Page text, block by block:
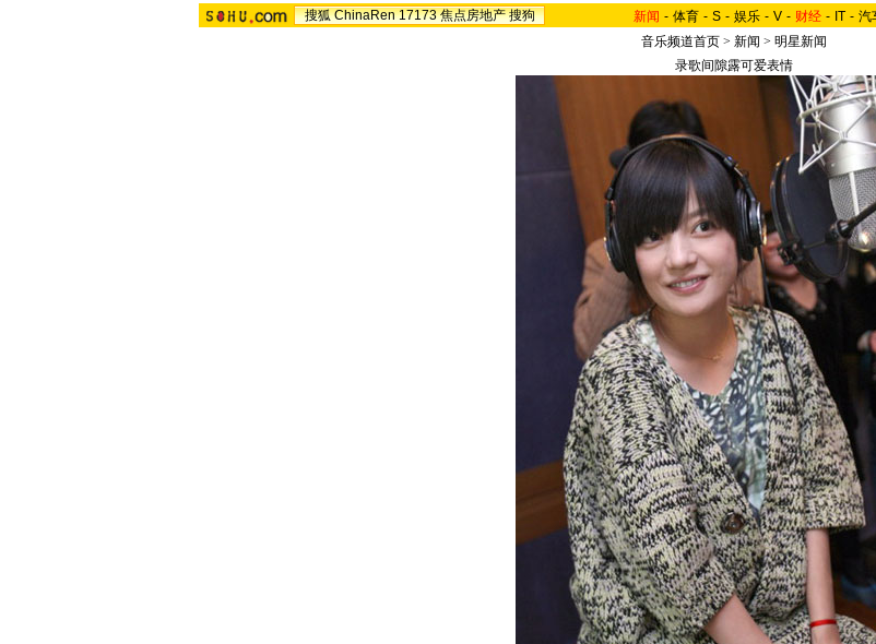
搜狐 ChinaRen 17173 焦点房地产 搜狗 新闻 - 体育 - S - 娱乐 - V - 财经 - IT - 汽
音乐频道首页 > 新闻 > 明星新闻
录歌间隙露可爱表情